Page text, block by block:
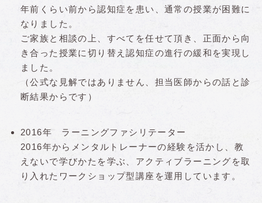
年前くらい前から認知症を患い、通常の授業が困難に
なりました。
ご家族と相談の上、すべてを任せて頂き、正面から向
き合った授業に切り替え認知症の進行の緩和を実現し
ました。
（公式な見解ではありません、担当医師からの話と診
断結果からです）
2016年 ラーニングファシリテーター
2016年からメンタルトレーナーの経験を活かし、教
えないで学びかたを学ぶ、アクティブラーニングを取
り入れたワークショップ型講座を運用しています。